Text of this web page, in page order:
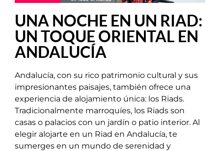
UNA NOCHE EN UN RIAD:
UN TOQUE ORIENTAL EN
ANDALUCÍA
Andalucía, con su rico patrimonio cultural y sus
impresionantes paisajes, también ofrece una
experiencia de alojamiento única: los Riads.
Tradicionalmente marroquíes, los Riads son
casas o palacios con un jardín o patio interior. Al
elegir alojarte en un Riad en Andalucía, te
sumerges en un mundo de serenidad y